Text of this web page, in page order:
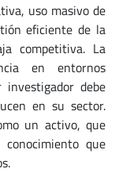
uso masivo de
eficiente de la
competitiva. La
en entornos
debe
en su sector.
un activo, que
que